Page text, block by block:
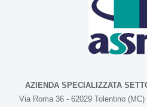
AZIENDA SPECIALIZZATA
Via Roma 36 - 62029 Tolentino